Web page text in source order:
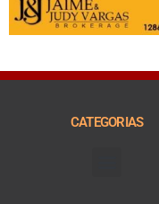
CATEGORIAS